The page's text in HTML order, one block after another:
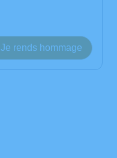
Je rends hommage